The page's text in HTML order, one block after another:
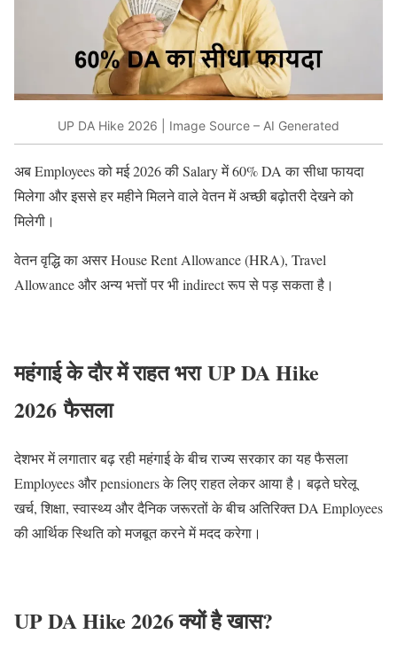
UP DA Hike 2026 | Image Source – AI Generated
अब Employees को मई 2026 की Salary में 60% DA का सीधा फायदा
मिलेगा और इससे हर महीने मिलने वाले वेतन में अच्छी बढ़ोतरी देखने को
मिलेगी।
वेतन वृद्धि का असर House Rent Allowance (HRA), Travel
Allowance और अन्य भत्तों पर भी indirect रूप से पड़ सकता है।
महंगाई के दौर में राहत भरा UP DA Hike
2026 फैसला
देशभर में लगातार बढ़ रही महंगाई के बीच राज्य सरकार का यह फैसला
Employees और pensioners के लिए राहत लेकर आया है। बढ़ते घरेलू
खर्च, शिक्षा, स्वास्थ्य और दैनिक जरूरतों के बीच अतिरिक्त DA Employees
की आर्थिक स्थिति को मजबूत करने में मदद करेगा।
UP DA Hike 2026 क्यों है खास?